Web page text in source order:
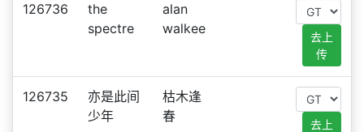
126736
the
spectre
alan
walkee
去上
传
126735
亦是此间
少年
枯木逢
春
去上